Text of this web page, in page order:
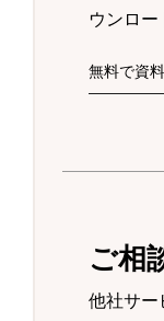
ウンロー
無料で資
ご相
他社サー